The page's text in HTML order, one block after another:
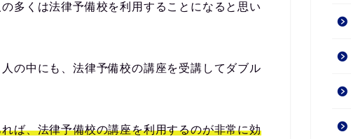
多くは法律予備校を利用することになると思い
の中にも、法律予備校の講座を受講してダブル
ば、法律予備校の講座を利用するのが非常に効